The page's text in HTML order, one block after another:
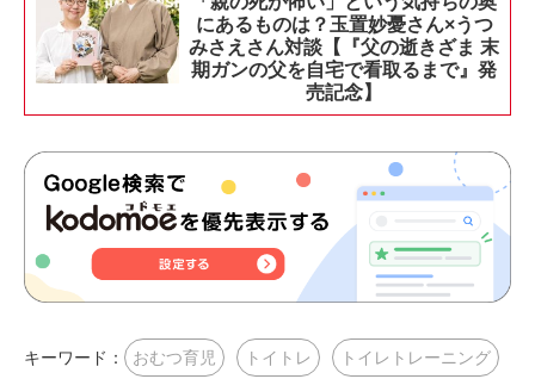
にあるものは？玉置妙憂さん×うつ
みさえさん対談【『父の逝きざま 末
期ガンの父を自宅で看取るまで』発
売記念】
キーワード： おむつ育児 トイトレ トイレトレーニング